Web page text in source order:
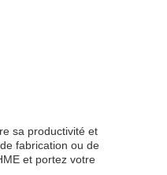
sa productivité et
fabrication ou de
et portez votre